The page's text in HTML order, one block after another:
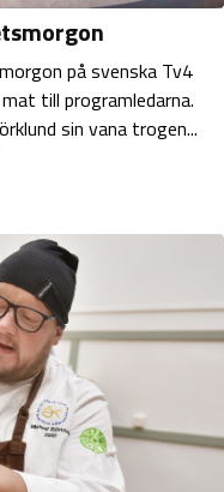
på svenska Tv4
till programledarna.
sin vana trogen...